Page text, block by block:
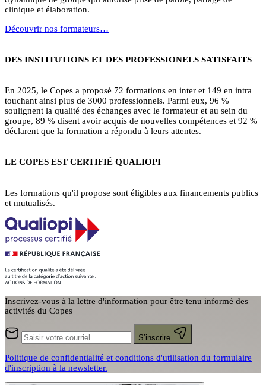
clinique et élaboration.
Découvrir nos formateurs…
DES INSTITUTIONS ET DES PROFESSIONELS SATISFAITS
En 2025, le Copes a proposé 72 formations en inter et 149 en intra
touchant ainsi plus de 3000 professionnels. Parmi eux, 96 %
soulignent la qualité des échanges avec le formateur et au sein du
groupe, 89 % disent avoir acquis de nouvelles compétences et 92 %
déclarent que la formation a répondu à leurs attentes.
LE COPES EST CERTIFIÉ QUALIOPI
Les formations qu'il propose sont éligibles aux financements publics
et mutualisés.
Inscrivez-vous à la lettre d'information pour être tenu informé des
activités du Copes
S’inscrire
Politique de confidentialité et conditions d'utilisation du formulaire
d'inscription à la newsletter.